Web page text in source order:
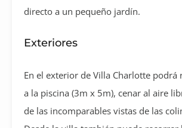
directo a un pequeño jardín.
Exteriores
En el exterior de Villa Charlotte podrá
a la piscina (3m x 5m), cenar al aire
de las incomparables vistas de las